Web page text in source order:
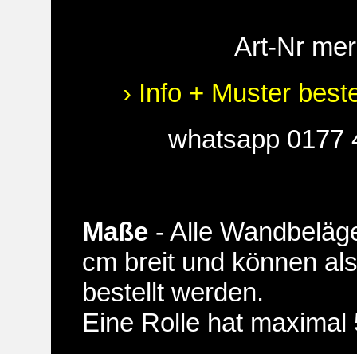
Art-Nr
› Info + Muster
whatsapp 0177
Maße - Alle
cm breit und können
bestellt werden.
Eine Rolle hat maximal